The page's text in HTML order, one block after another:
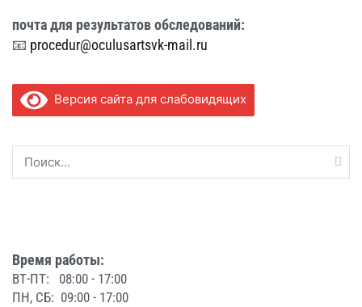
почта для результатов обследований:
📧 procedur@oculusartsvk-mail.ru
Версия сайта для слабовидящих
Время работы:
ВТ-ПТ: 08:00 - 17:00
ПН, СБ: 09:00 - 17:00